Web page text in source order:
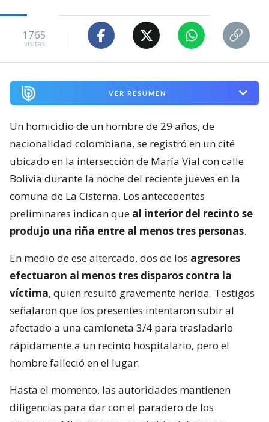
1765
visitas
VER RESUMEN
Un homicidio de un hombre de 29 años, de
nacionalidad colombiana, se registró en un cité
ubicado en la intersección de María Vial con calle
Bolivia durante la noche del reciente jueves en la
comuna de La Cisterna. Los antecedentes
preliminares indican que al interior del recinto se
produjo una riña entre al menos tres personas.
En medio de ese altercado, dos de los agresores
efectuaron al menos tres disparos contra la
víctima, quien resultó gravemente herida. Testigos
señalaron que los presentes intentaron subir al
afectado a una camioneta 3/4 para trasladarlo
rápidamente a un recinto hospitalario, pero el
hombre falleció en el lugar.
Hasta el momento, las autoridades mantienen
diligencias para dar con el paradero de los